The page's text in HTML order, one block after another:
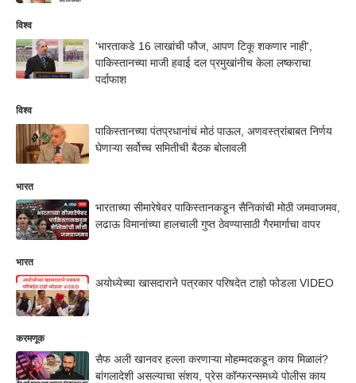
विश्व
'भारताकडे 16 लाखांची फौज, आपण टिकू शकणार नाही',
पाकिस्तानच्या माजी हवाई दल प्रमुखांनीच केला लष्कराचा
पर्दाफाश
विश्व
पाकिस्तानच्या पंतप्रधानांचं मोठं पाऊल, अणवस्त्रांबाबत निर्णय
घेणाऱ्या सर्वोच्च समितीची बैठक बोलावली
भारत
भारताच्या सीमारेषेवर पाकिस्तानकडून सैनिकांची मोठी जमवाजमव,
लढाऊ विमानांच्या हालचाली गुप्त ठेवण्यासाठी गैरमार्गाचा वापर
भारत
अयोध्येच्या खासदाराने पत्रकार परिषदेत टाहो फोडला VIDEO
करमणूक
सैफ अली खानवर हल्ला करणाऱ्या मोहम्मदकडून काय मिळालं?
बांगलादेशी असल्याचा संशय, प्रेस कॉन्फरन्समध्ये पोलीस काय